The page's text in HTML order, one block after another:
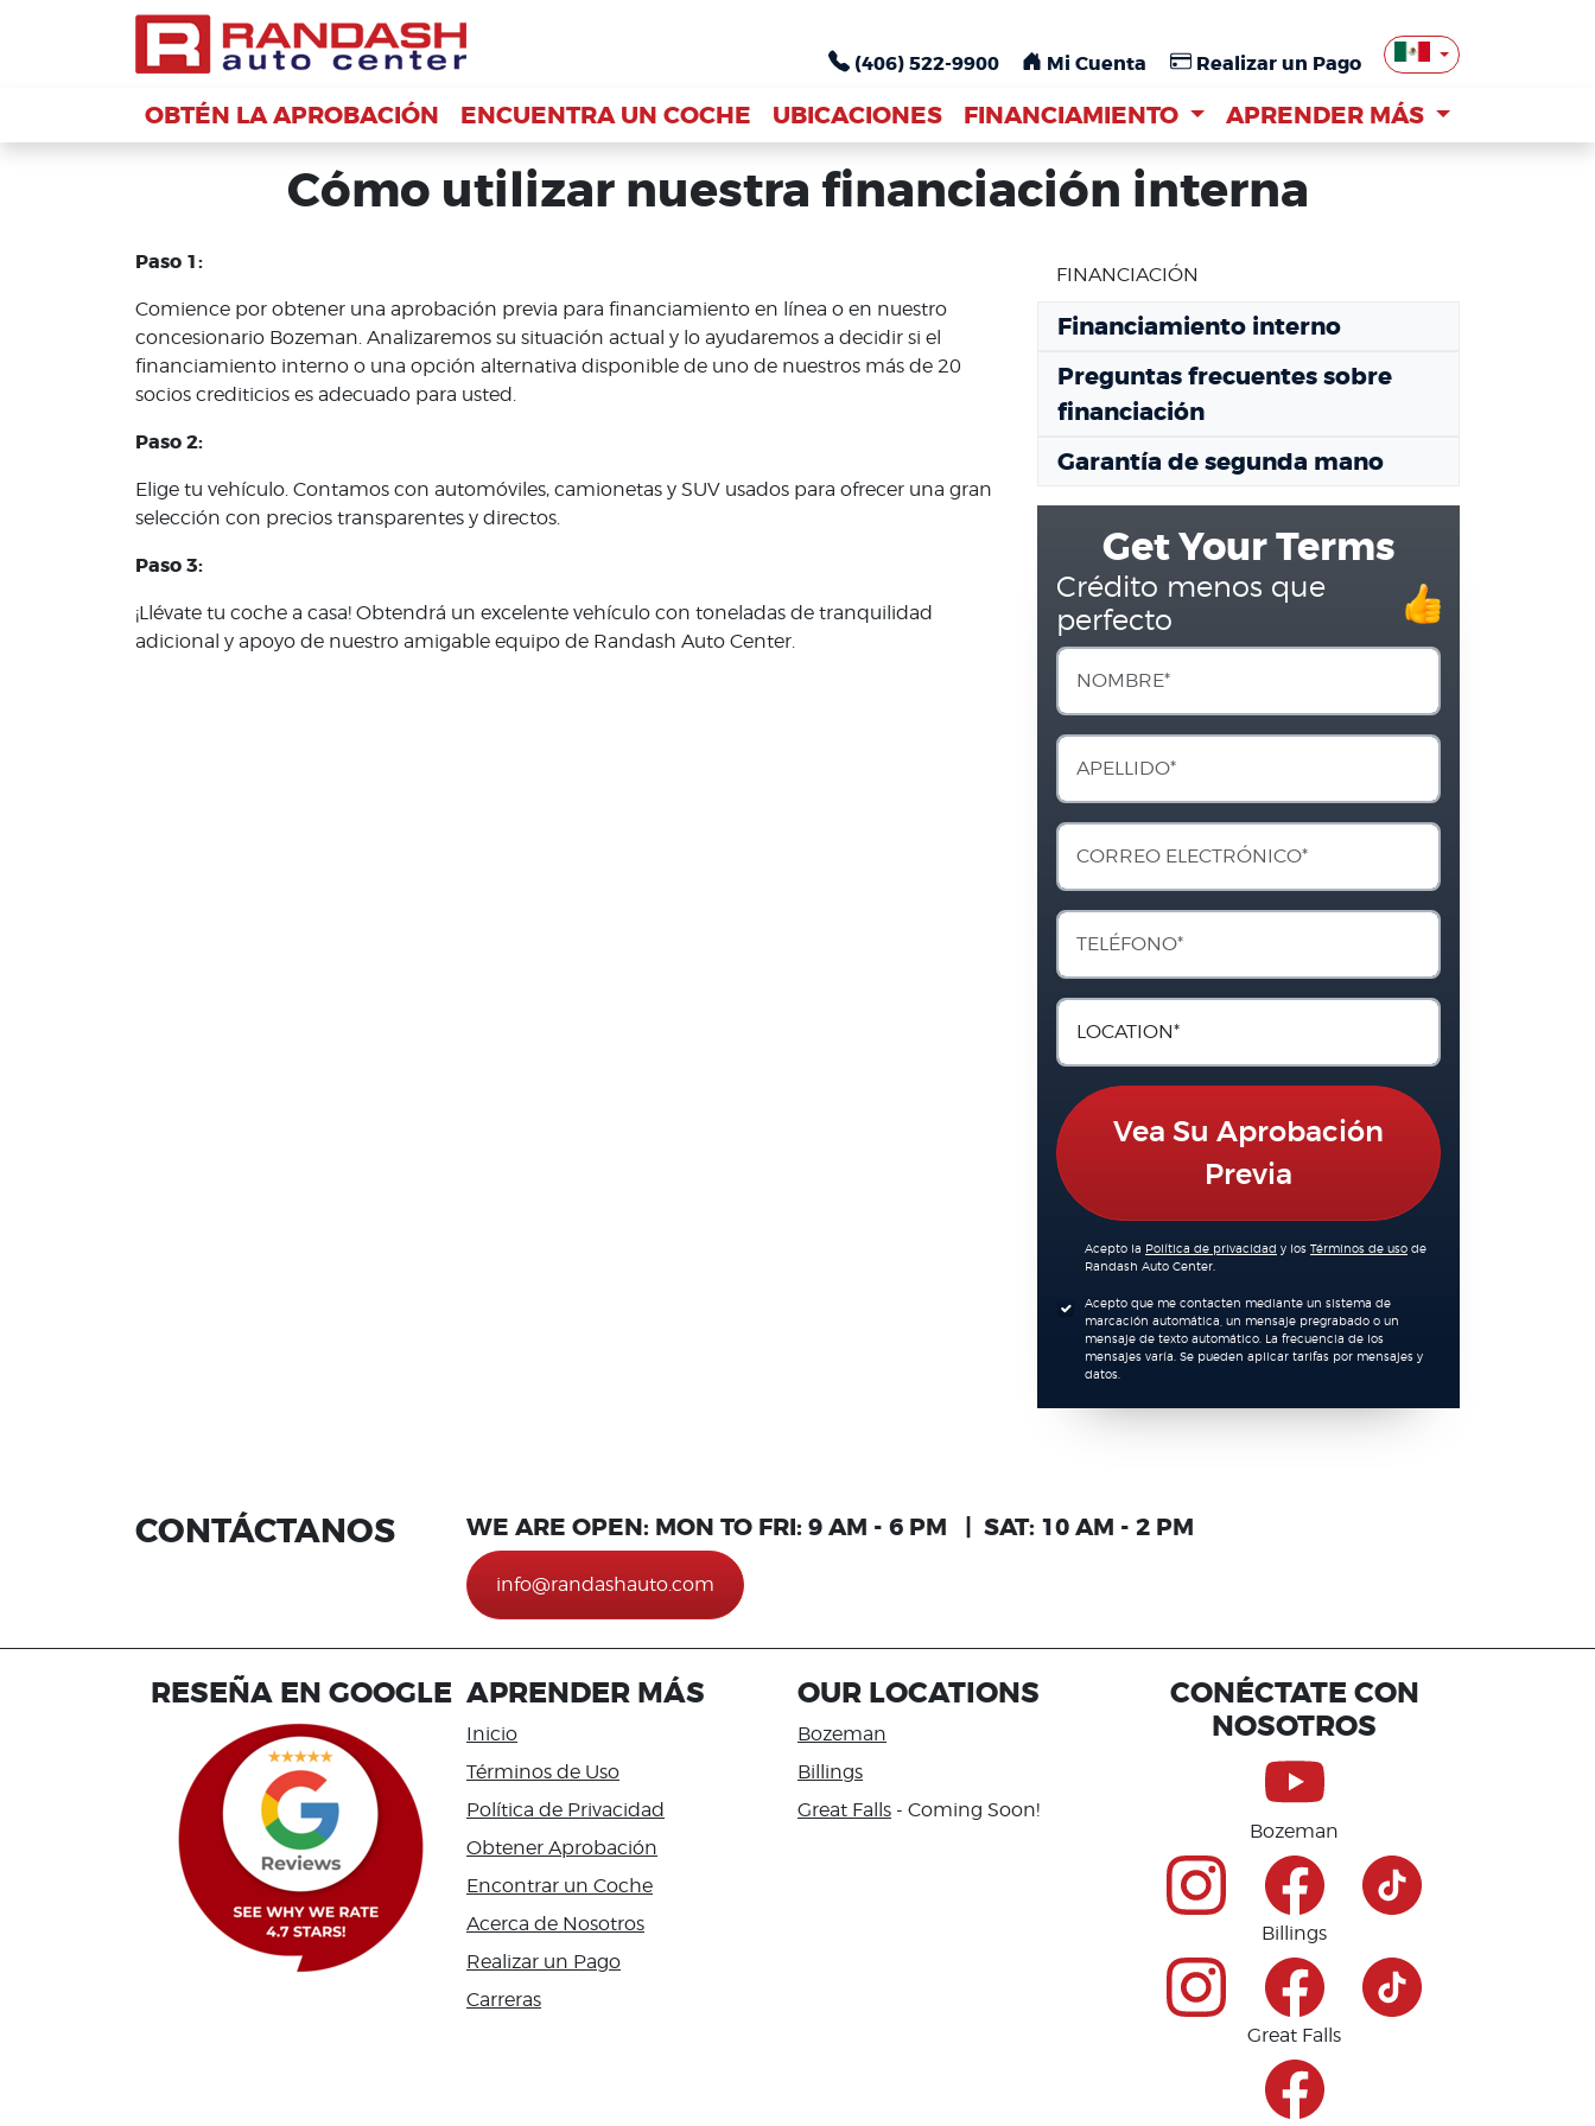
(406) 522-9900 Mi Cuenta Realizar un Pago
OBTÉN LA APROBACIÓN ENCUENTRA UN COCHE UBICACIONES FINANCIAMIENTO APRENDER MÁS
(406) 522-9900 Mi Cuenta Realizar un Pago
OBTÉN LA APROBACIÓN ENCUENTRA UN COCHE UBICACIONES FINANCIAMIENTO APRENDER MÁS
Cómo utilizar nuestra financiación interna
Paso 1:
Comience por obtener una aprobación previa para financiamiento en línea o en nuestro
concesionario Bozeman. Analizaremos su situación actual y lo ayudaremos a decidir si el
financiamiento interno o una opción alternativa disponible de uno de nuestros más de 20
socios crediticios es adecuado para usted.
Paso 2:
Elige tu vehículo. Contamos con automóviles, camionetas y SUV usados ​​para ofrecer una gran
selección con precios transparentes y directos.
Paso 3:
¡Llévate tu coche a casa! Obtendrá un excelente vehículo con toneladas de tranquilidad
adicional y apoyo de nuestro amigable equipo de Randash Auto Center.
FINANCIACIÓN
Financiamiento interno
Preguntas frecuentes sobre
financiación
Garantía de segunda mano
Get Your Terms
Crédito menos que
perfecto
Vea Su Aprobación
Previa
Acepto la Política de privacidad y los Términos de uso de
Randash Auto Center.
Acepto que me contacten mediante un sistema de
marcación automática, un mensaje pregrabado o un
mensaje de texto automático. La frecuencia de los
mensajes varía. Se pueden aplicar tarifas por mensajes y
datos.
CONTÁCTANOS WE ARE OPEN: MON TO FRI: 9 AM - 6 PM | SAT: 10 AM - 2 PM
info@randashauto.com
RESEÑA EN GOOGLE APRENDER MÁS
Inicio
Términos de Uso
Política de Privacidad
Obtener Aprobación
Encontrar un Coche
Acerca de Nosotros
Realizar un Pago
Carreras
OUR LOCATIONS
Bozeman
Billings
Great Falls - Coming Soon!
CONÉCTATE CON
NOSOTROS
Bozeman
Billings
Great Falls